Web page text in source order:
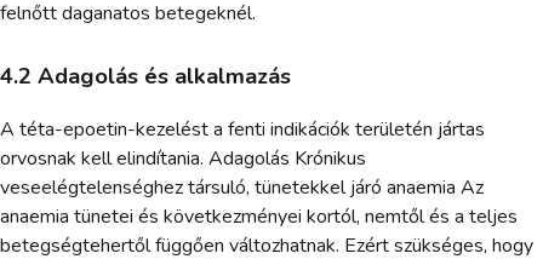
felnőtt daganatos betegeknél.
4.2 Adagolás és alkalmazás
A téta-epoetin-kezelést a fenti indikációk területén jártas
orvosnak kell elindítania. Adagolás Krónikus
veseelégtelenséghez társuló, tünetekkel járó anaemia Az
anaemia tünetei és következményei kortól, nemtől és a teljes
betegségtehertől függően változhatnak. Ezért szükséges, hogy